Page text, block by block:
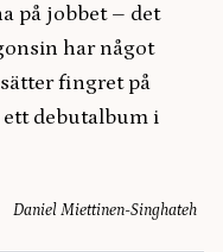
på jobbet – det
har något
fingret på
ett debutalbum i
Daniel Miettinen-Singhateh